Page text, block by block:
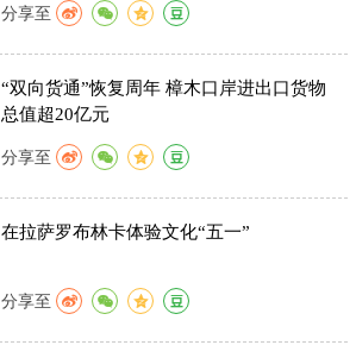
分享至
“双向货通”恢复周年 樟木口岸进出口货物
总值超20亿元
分享至
在拉萨罗布林卡体验文化“五一”
分享至